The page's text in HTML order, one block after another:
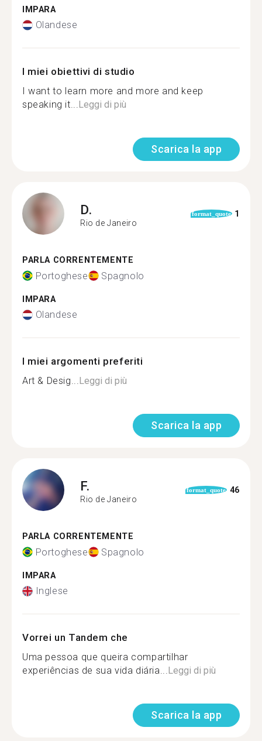
IMPARA
Olandese
I miei obiettivi di studio
I want to learn more and more and keep
speaking it...Leggi di più
Scarica la app
D.
Rio de Janeiro
format_quote 1
PARLA CORRENTEMENTE
Portoghese Spagnolo
IMPARA
Olandese
I miei argomenti preferiti
Art & Desig...Leggi di più
Scarica la app
F.
Rio de Janeiro
format_quote 46
PARLA CORRENTEMENTE
Portoghese Spagnolo
IMPARA
Inglese
Vorrei un Tandem che
Uma pessoa que queira compartilhar
experiências de sua vida diária...Leggi di più
Scarica la app